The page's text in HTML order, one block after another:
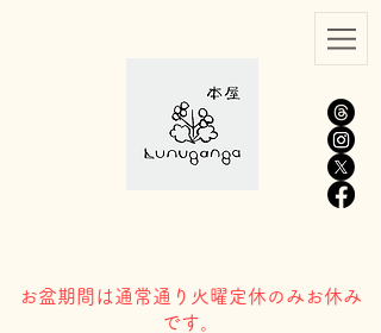
​お盆期間は通常通り火曜定休のみお休み
です。